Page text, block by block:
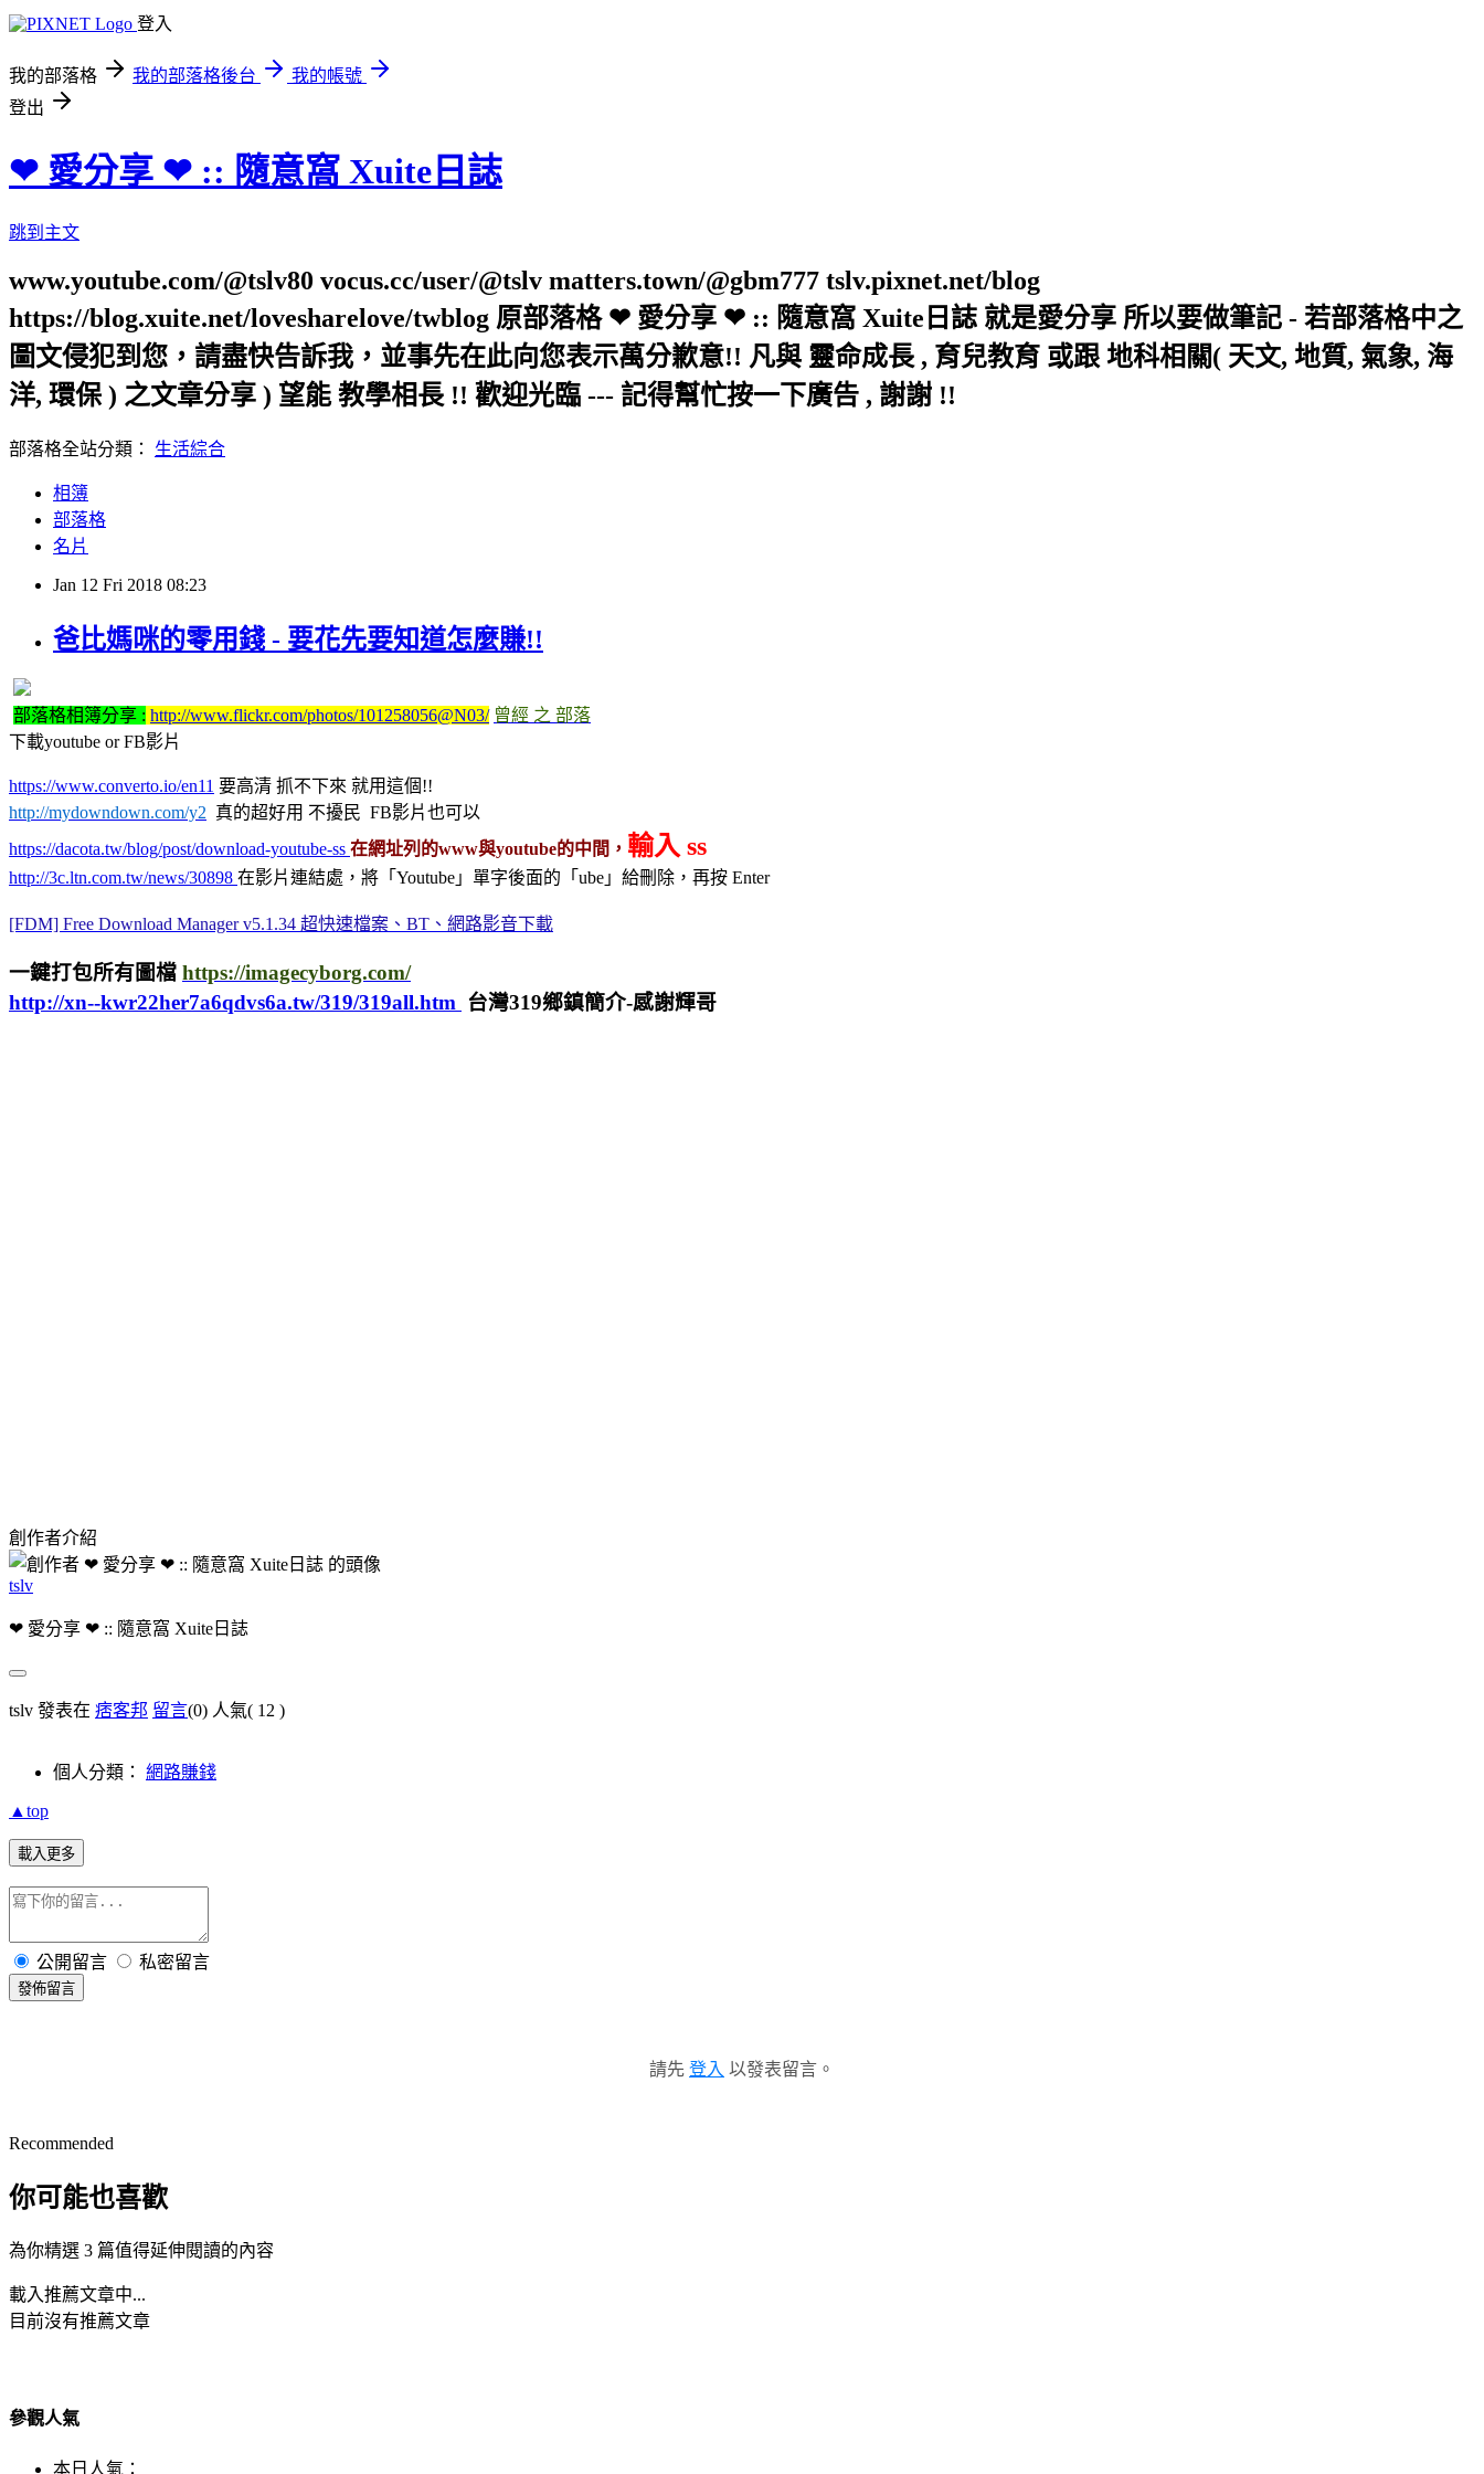
登入
我的部落格 我的部落格後台
我的帳號
登出
❤ 愛分享 ❤ :: 隨意窩 Xuite日誌
跳到主文
www.youtube.com/@tslv80 vocus.cc/user/@tslv matters.town/@gbm777 tslv.pixnet.net/blog
https://blog.xuite.net/lovesharelove/twblog 原部落格 ❤ 愛分享 ❤ :: 隨意窩 Xuite日誌 就是愛分享 所以要做筆記 - 若部落格中之
圖文侵犯到您，請盡快告訴我，並事先在此向您表示萬分歉意!! 凡與 靈命成長 , 育兒教育 或跟 地科相關( 天文, 地質, 氣象, 海
洋, 環保 ) 之文章分享 ) 望能 教學相長 !! 歡迎光臨 --- 記得幫忙按一下廣告 , 謝謝 !!
部落格全站分類： 生活綜合
相簿
部落格
名片
Jan 12 Fri 2018 08:23
爸比媽咪的零用錢 - 要花先要知道怎麼賺!!
部落格相簿分享 : http://www.flickr.com/photos/101258056@N03/ 曾經 之 部落
下載youtube or FB影片
https://www.converto.io/en11 要高清 抓不下來 就用這個!!
http://mydowndown.com/y2 真的超好用 不擾民 FB影片也可以
https://dacota.tw/blog/post/download-youtube-ss 在網址列的www與youtube的中間， 輸入 ss
http://3c.ltn.com.tw/news/30898 在影片連結處，將「Youtube」單字後面的「ube」給刪除，再按 Enter
[FDM] Free Download Manager v5.1.34 超快速檔案、BT、網路影音下載
一鍵打包所有圖檔 https://imagecyborg.com/
http://xn--kwr22her7a6qdvs6a.tw/319/319all.htm 台灣319鄉鎮簡介-感謝輝哥
創作者介紹
tslv
❤ 愛分享 ❤ :: 隨意窩 Xuite日誌
tslv 發表在 痞客邦 留言(0) 人氣( 12 )
個人分類： 網路賺錢
▲top
載入更多
公開留言 私密留言
發佈留言
請先 登入 以發表留言。
Recommended
你可能也喜歡
為你精選 3 篇值得延伸閱讀的內容
載入推薦文章中...
目前沒有推薦文章
參觀人氣
本日人氣：